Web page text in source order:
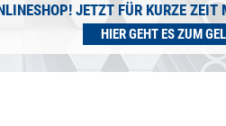
JETZT FÜR KURZE ZEIT
HIER GEHT ES ZUM